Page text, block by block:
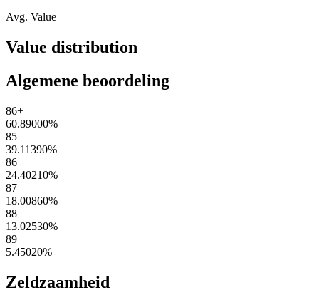
Avg. Value
Value distribution
Algemene beoordeling
86+
60.89000%
85
39.11390%
86
24.40210%
87
18.00860%
88
13.02530%
89
5.45020%
Zeldzaamheid